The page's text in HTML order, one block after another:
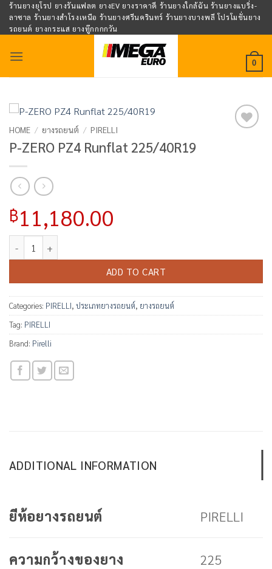
Skip
content
ร้านยางยุโรป ยางรันแฟลต ยางEV ยางราคาดี ร้านยางใกล้ฉัน ร้านยางแบริ่ง-
ลาซาล ร้านยางสำโรงเหนือ ร้านยางศรีนครินทร์ ร้านยางบางพลี โปรโมชั่นยาง
รถยนต์ ยางกระแส ยางทู๊กกกกวัน
0
HOME / ยางรถยนต์ / PIRELLI
P-ZERO PZ4 Runflat 225/40R19
฿11,180.00
ADD TO CART
Categories: PIRELLI, ประเภทยางรถยนต์, ยางรถยนต์
Tag: PIRELLI
Brand: Pirelli
ADDITIONAL INFORMATION
ยีห้อยางรถยนต์ PIRELLI
ความกว้างของยาง 225